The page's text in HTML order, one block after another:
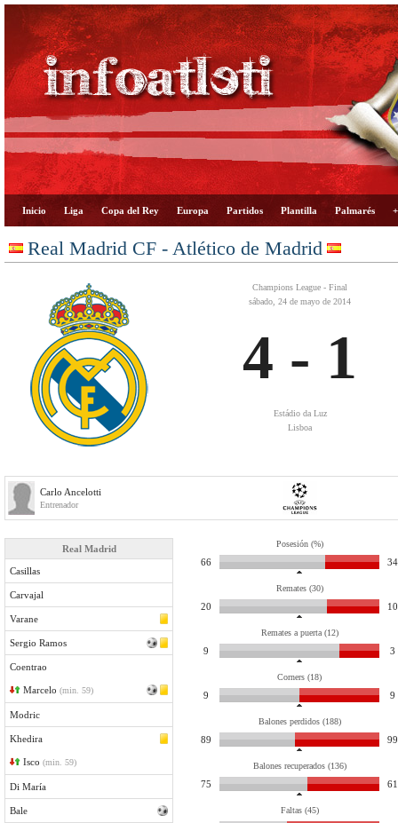
Inicio Liga Copa del Rey Europa Partidos Plantilla Palmarés
Real Madrid CF - Atlético de Madrid
Champions League - Final
sábado, 24 de mayo de 2014
4 - 1
Estádio da Luz
Lisboa
Carlo Ancelotti
Entrenador
Real Madrid
Casillas
Carvajal
Varane
Sergio Ramos
Coentrao
Marcelo (min. 59)
Modric
Khedira
Isco (min. 59)
Di María
Bale
Posesión (%)
66 34
Remates (30)
20 10
Remates a puerta (12)
9 3
Corners (18)
9 9
Balones perdidos (188)
89 99
Balones recuperados (136)
75 61
Faltas (45)